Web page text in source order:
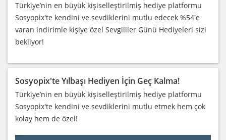
Türkiye’nin en büyük kişiselleştirilmiş hediye platformu
Sosyopix'te kendini ve sevdiklerini mutlu edecek %54'e
varan indirimle kişiye özel Sevgililer Günü Hediyeleri sizi
bekliyor!
Sosyopix'te Yılbaşı Hediyen İçin Geç Kalma!
Türkiye’nin en büyük kişiselleştirilmiş hediye platformu
Sosyopix'te kendini ve sevdiklerini mutlu etmek hem çok
kolay hem de özel!